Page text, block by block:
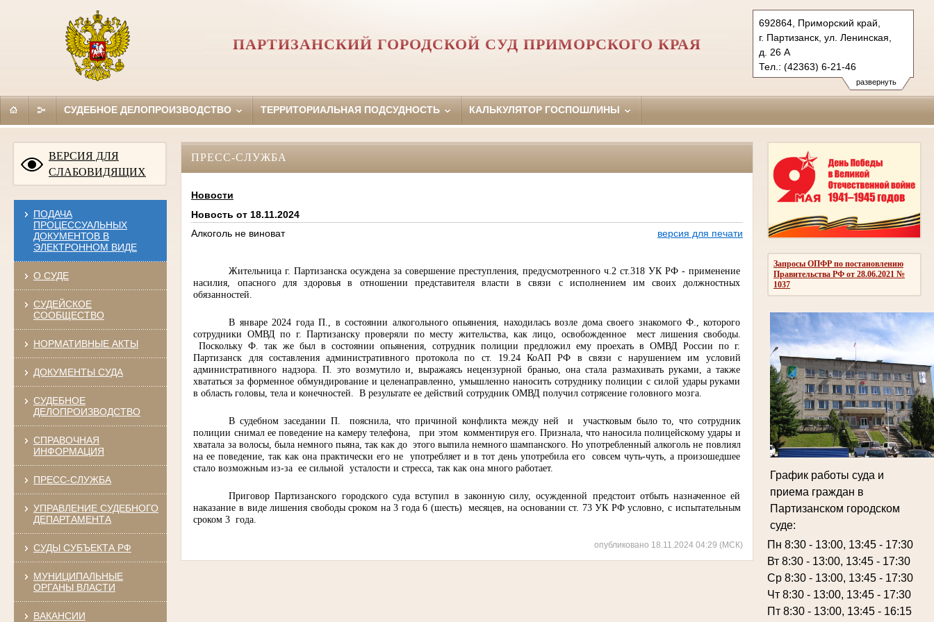
развернуть
692864, Приморский край,
г. Партизанск, ул. Ленинская,
д. 26 А
Тел.: (42363) 6-21-46
partizansky.prm@sudrf.ru
схема проезда
ПАРТИЗАНСКИЙ ГОРОДСКОЙ СУД ПРИМОРСКОГО КРАЯ
СУДЕБНОЕ ДЕЛОПРОИЗВОДСТВО ТЕРРИТОРИАЛЬНАЯ ПОДСУДНОСТЬ КАЛЬКУЛЯТОР ГОСПОШЛИНЫ
ВЕРСИЯ ДЛЯ
СЛАБОВИДЯЩИХ
ПОДАЧА
ПРОЦЕССУАЛЬНЫХ
ДОКУМЕНТОВ В
ЭЛЕКТРОННОМ ВИДЕ
О СУДЕ
СУДЕЙСКОЕ
СООБЩЕСТВО
НОРМАТИВНЫЕ АКТЫ
ДОКУМЕНТЫ СУДА
СУДЕБНОЕ
ДЕЛОПРОИЗВОДСТВО
СПРАВОЧНАЯ
ИНФОРМАЦИЯ
ПРЕСС-СЛУЖБА
УПРАВЛЕНИЕ СУДЕБНОГО
ДЕПАРТАМЕНТА
СУДЫ СУБЪЕКТА РФ
МУНИЦИПАЛЬНЫЕ
ОРГАНЫ ВЛАСТИ
ВАКАНСИИ
Запросы ОПФР по постановлению
Правительства РФ от 28.06.2021 №
1037
График работы суда и
приема граждан в
Партизанском городском
суде:
Пн 8:30 - 13:00, 13:45 - 17:30
Вт 8:30 - 13:00, 13:45 - 17:30
Ср 8:30 - 13:00, 13:45 - 17:30
Чт 8:30 - 13:00, 13:45 - 17:30
Пт 8:30 - 13:00, 13:45 - 16:15
ПРЕСС-СЛУЖБА
Новости
Новость от 18.11.2024
Алкоголь не виноват
версия для печати
Жительница г. Партизанска осуждена за совершение преступления, предусмотренного ч.2 ст.318 УК РФ - применение
насилия, опасного для здоровья в отношении представителя власти в связи с исполнением им своих должностных
обязанностей.
В январе 2024 года П., в состоянии алкогольного опьянения, находилась возле дома своего знакомого Ф., которого
сотрудники ОМВД по г. Партизанску проверяли по месту жительства, как лицо, освобожденное
мест лишения свободы.
Поскольку Ф. так же был в состоянии опьянения, сотрудник полиции предложил ему проехать в ОМВД России по г.
Партизанск для составления административного протокола по ст. 19.24 КоАП РФ
в связи с нарушением им условий
административного надзора. П. это возмутило и, выражаясь нецензурной бранью, она стала размахивать руками, а также
хвататься за форменное обмундирование и целенаправленно, умышленно наносить сотруднику полиции с силой удары руками
в область головы, тела и конечностей.
В результате ее действий сотрудник ОМВД получил сотрясение головного мозга.
В судебном заседании П. пояснила, что причиной конфликта между ней и
участковым было то, что сотрудник
полиции снимал ее поведение на камеру телефона,
при этом комментируя его. Признала, что наносила полицейскому удары и
хватала за волосы, была немного пьяна, так как до этого выпила немного шампанского. Но употребленный алкоголь не повлиял
на ее поведение, так как она практически его не
употребляет и в тот день употребила его
совсем чуть-чуть, а произошедшее
стало возможным из-за ее сильной усталости и стресса, так как она много работает.
Приговор Партизанского городского суда вступил в законную силу, осужденной предстоит отбыть назначенное ей
наказание в виде лишения свободы сроком на 3 года 6 (шесть)
месяцев, на основании ст. 73 УК РФ условно, с испытательным
сроком 3 года.
опубликовано 18.11.2024 04:29 (МСК)